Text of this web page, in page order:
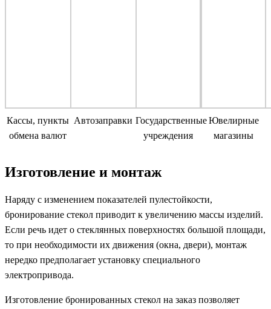
Кассы, пункты
обмена валют
Автозаправки Государственные
учреждения
Ювелирные
магазины
Изготовление и монтаж
Наряду с изменением показателей пулестойкости,
бронирование стекол приводит к увеличению массы изделий.
Если речь идет о стеклянных поверхностях большой площади,
то при необходимости их движения (окна, двери), монтаж
нередко предполагает установку специального
электропривода.
Изготовление бронированных стекол на заказ позволяет